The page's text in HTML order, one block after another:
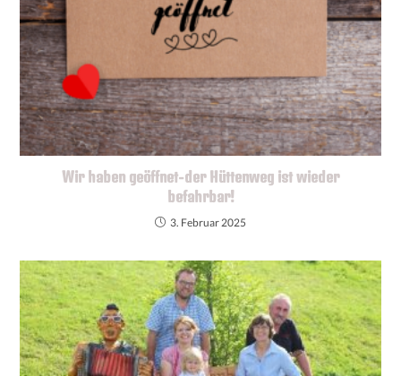
Wir haben geöffnet-der Hüttenweg ist wieder
befahrbar!
3. Februar 2025